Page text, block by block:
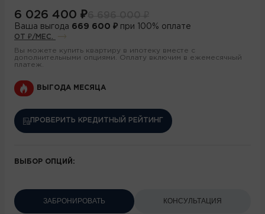
6 026 400 ₽
Ваша выгода 669 600 ₽ при 100% оплате
ОТ ₽/МЕС.
Вы можете купить квартиру в ипотеку вместе с
дополнительными опциями. Оплату включим в ежемесячный
платеж.
ВЫГОДА МЕСЯЦА
ПРОВЕРИТЬ КРЕДИТНЫЙ РЕЙТИНГ
ВЫБОР ОПЦИЙ:
ЗАБРОНИРОВАТЬ КОНСУЛЬТАЦИЯ